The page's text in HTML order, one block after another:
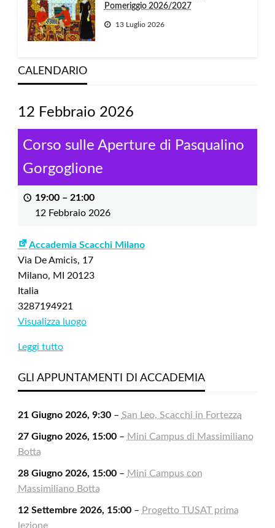
Pomeriggio 2026/2027
13 Luglio 2026
CALENDARIO
12 Febbraio 2026
Corso sulle Aperture di Pasqualino
Gorgoglione
19:00 – 21:00
12 Febbraio 2026
Accademia Scacchi Milano
Via De Amicis, 17
Milano, MI
20123
Italia
3287194921
Visualizza luogo
Leggi tutto
GLI APPUNTAMENTI DI ACCADEMIA
21 Giugno 2026, 9:30– San Leo, Scacchi in Fortezza
27 Giugno 2026, 15:00– Mini Campus di Massimiliano
Botta
28 Giugno 2026, 15:00– Mini Campus con
Massimiliano Botta
12 Settembre 2026, 15:00– Progetto TUSAT prima
lezione